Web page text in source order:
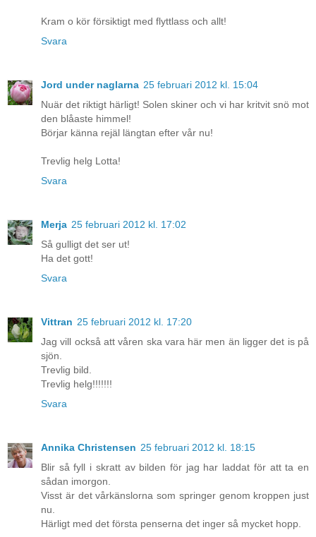
Kram o kör försiktigt med flyttlass och allt!
Svara
Jord under naglarna 25 februari 2012 kl. 15:04
Nuär det riktigt härligt! Solen skiner och vi har kritvit snö mot
den blåaste himmel!
Börjar känna rejäl längtan efter vår nu!
Trevlig helg Lotta!
Svara
Merja 25 februari 2012 kl. 17:02
Så gulligt det ser ut!
Ha det gott!
Svara
Vittran 25 februari 2012 kl. 17:20
Jag vill också att våren ska vara här men än ligger det is på
sjön.
Trevlig bild.
Trevlig helg!!!!!!!
Svara
Annika Christensen 25 februari 2012 kl. 18:15
Blir så fyll i skratt av bilden för jag har laddat för att ta en
sådan imorgon.
Visst är det vårkänslorna som springer genom kroppen just
nu.
Härligt med det första penserna det inger så mycket hopp.